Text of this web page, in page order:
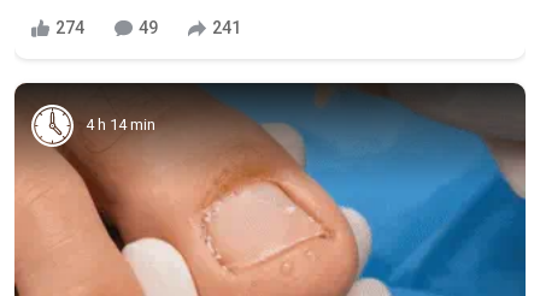
274 49 241
4 h 14 min